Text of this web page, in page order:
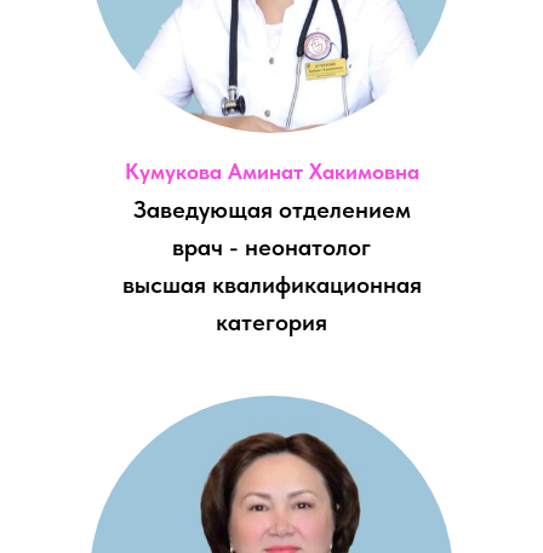
Кумукова Аминат Хакимовна
Заведующая отделением
врач - неонатолог
высшая квалификационная
категория